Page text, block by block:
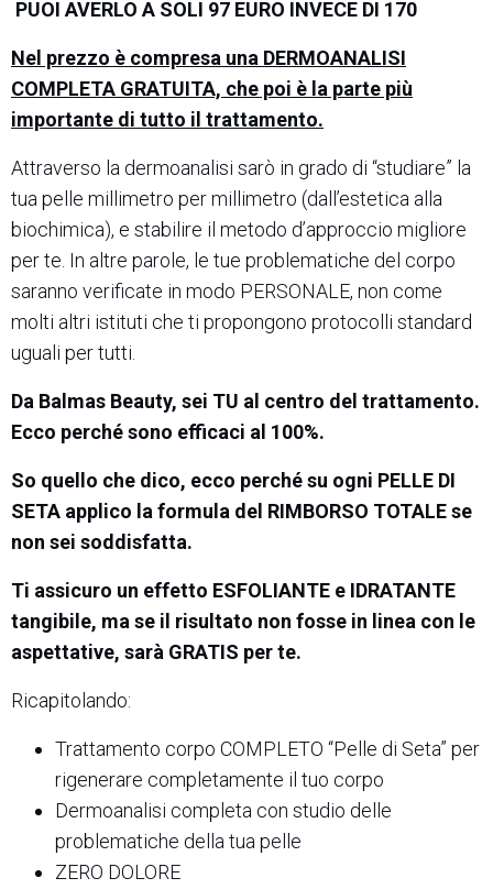
PUOI AVERLO A SOLI 97 EURO INVECE DI 170
Nel prezzo è compresa una DERMOANALISI
COMPLETA GRATUITA, che poi è la parte più
importante di tutto il trattamento.
Attraverso la dermoanalisi sarò in grado di “studiare” la
tua pelle millimetro per millimetro (dall’estetica alla
biochimica), e stabilire il metodo d’approccio migliore
per te. In altre parole, le tue problematiche del corpo
saranno verificate in modo PERSONALE, non come
molti altri istituti che ti propongono protocolli standard
uguali per tutti.
Da Balmas Beauty, sei TU al centro del trattamento.
Ecco perché sono efficaci al 100%.
So quello che dico, ecco perché su ogni PELLE DI
SETA applico la formula del RIMBORSO TOTALE se
non sei soddisfatta.
Ti assicuro un effetto ESFOLIANTE e IDRATANTE
tangibile, ma se il risultato non fosse in linea con le
aspettative, sarà GRATIS per te.
Ricapitolando:
Trattamento corpo COMPLETO “Pelle di Seta” per
rigenerare completamente il tuo corpo
Dermoanalisi completa con studio delle
problematiche della tua pelle
ZERO DOLORE